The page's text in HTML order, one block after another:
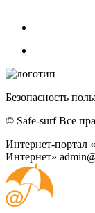
Безопасность
© Safe-surf Все
Интернет-портал
Интернет»